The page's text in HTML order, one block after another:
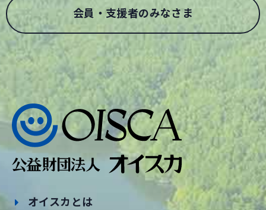
会員・支援者のみなさま
オイスカとは